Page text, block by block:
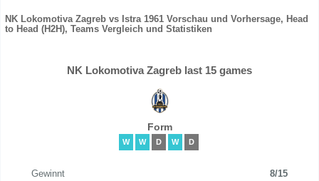
NK Lokomotiva Zagreb vs Istra 1961 Vorschau und Vorhersage, Head
to Head (H2H), Teams Vergleich und Statistiken
NK Lokomotiva Zagreb last 15 games
Form
W W D W D
Gewinnt 8/15